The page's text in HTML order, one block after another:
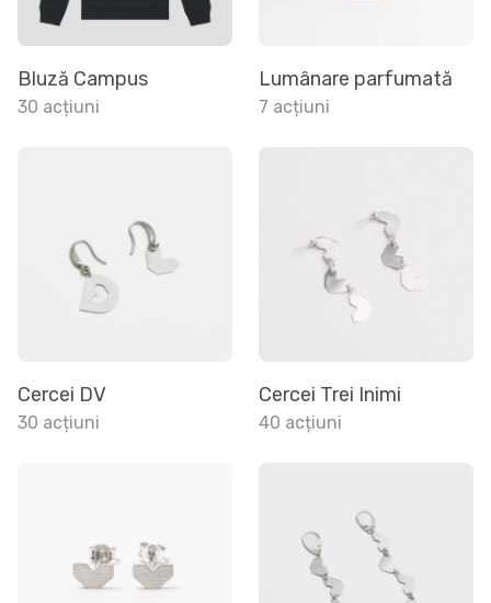
Bluză Campus
30 acțiuni
Lumânare parfumată
7 acțiuni
Cercei DV
30 acțiuni
Cercei Trei Inimi
40 acțiuni